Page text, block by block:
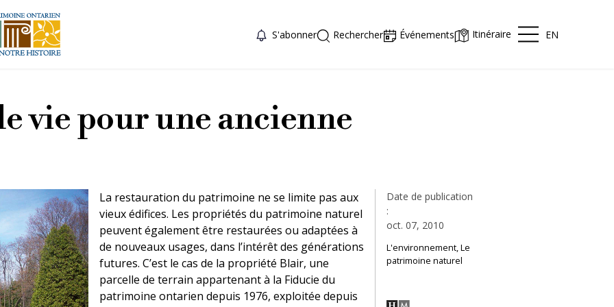
S'abonner Rechercher Événements Itinéraire EN
vie pour une ancienne
Date de publication
:
oct. 07, 2010
L'environnement, Le
patrimoine naturel
La restauration du patrimoine ne se limite pas aux
vieux édifices. Les propriétés du patrimoine naturel
peuvent également être restaurées ou adaptées à
de nouveaux usages, dans l’intérêt des générations
futures. C’est le cas de la propriété Blair, une
parcelle de terrain appartenant à la Fiducie du
patrimoine ontarien depuis 1976, exploitée depuis